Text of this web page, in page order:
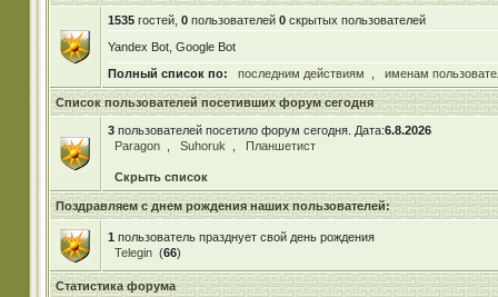
1535гостей, 0пользователей 0скрытых пользователей
Yandex Bot, Google Bot
Полный список по:
последним действиям именам
Список пользователей посетивших форум сегодня
3пользователей посетило форум сегодня. Дата:6.8.2026
Paragon
Suhoruk Планшетист
Скрыть список
Поздравляем с днем рождения наших пользователей:
1 пользователь празднует свой день рождения
Telegin (66)
Статистика форума